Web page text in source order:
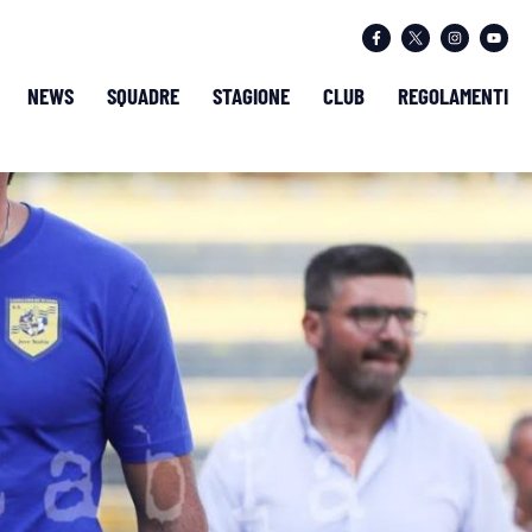
NEWS SQUADRE STAGIONE CLUB REGOLAMENTI